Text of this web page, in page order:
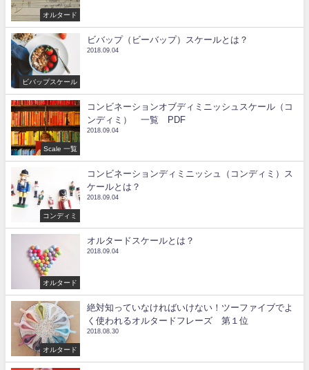
オルタード
ビバップスケール
ビバップ（ビーバップ）スケールとは？
2018.09.04
Scale 一覧
コンビネーションオブディミニッシュスケール（コ
ンディミ） 一覧 PDF
2018.09.04
コンディミ
コンビネーションディミニッシュ（コンディミ）ス
ケールとは？
2018.09.04
オルタード
オルタードスケールとは？
2018.09.04
オルタード
絶対知っていなければいけない！ツーファイブでよ
く使われるオルタードフレーズ 第１位
2018.08.30